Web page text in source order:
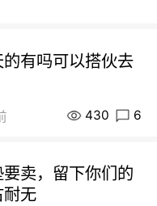
有吗可以搭伙去
430 6
卖，留下你们的
耐无